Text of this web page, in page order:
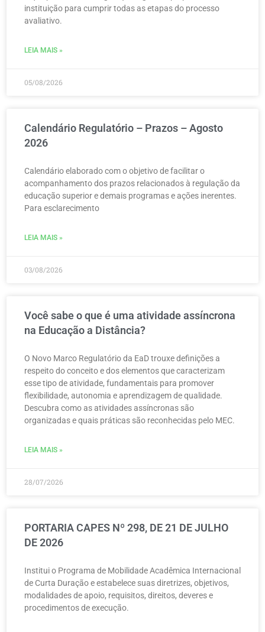
instituição para cumprir todas as etapas do processo
avaliativo.
LEIA MAIS »
05/08/2026
Calendário Regulatório – Prazos – Agosto
2026
Calendário elaborado com o objetivo de facilitar o
acompanhamento dos prazos relacionados à regulação da
educação superior e demais programas e ações inerentes.
Para esclarecimento
LEIA MAIS »
03/08/2026
Você sabe o que é uma atividade assíncrona
na Educação a Distância?
O Novo Marco Regulatório da EaD trouxe definições a
respeito do conceito e dos elementos que caracterizam
esse tipo de atividade, fundamentais para promover
flexibilidade, autonomia e aprendizagem de qualidade.
Descubra como as atividades assíncronas são
organizadas e quais práticas são reconhecidas pelo MEC.
LEIA MAIS »
28/07/2026
PORTARIA CAPES Nº 298, DE 21 DE JULHO
DE 2026
Institui o Programa de Mobilidade Acadêmica Internacional
de Curta Duração e estabelece suas diretrizes, objetivos,
modalidades de apoio, requisitos, direitos, deveres e
procedimentos de execução.